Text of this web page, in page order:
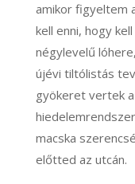
amikor figyeltem
kell enni, hogy
négylevelű
újévi tiltólistás
gyökeret vertek
macska
előtted az utcán.